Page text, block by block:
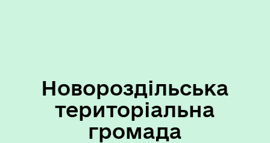
Новороздільська
територіальна
громада